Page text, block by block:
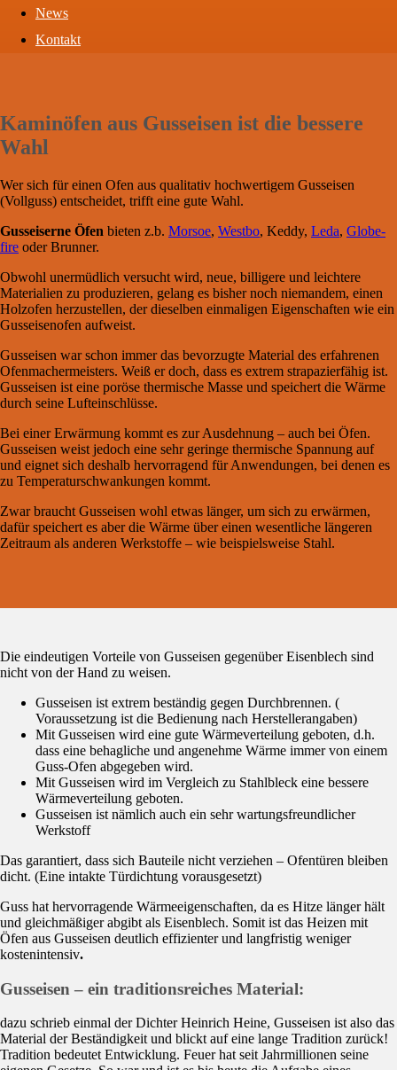
News
Kontakt
Kaminöfen aus Gusseisen ist die bessere
Wahl
Wer sich für einen Ofen aus qualitativ hochwertigem Gusseisen
(Vollguss) entscheidet, trifft eine gute Wahl.
Gusseiserne Öfen bieten z.b. Morsoe, Westbo, Keddy, Leda, Globe-
fire oder Brunner.
Obwohl unermüdlich versucht wird, neue, billigere und leichtere
Materialien zu produzieren, gelang es bisher noch niemandem, einen
Holzofen herzustellen, der dieselben einmaligen Eigenschaften wie ein
Gusseisenofen aufweist.
Gusseisen war schon immer das bevorzugte Material des erfahrenen
Ofenmachermeisters. Weiß er doch, dass es extrem strapazierfähig ist.
Gusseisen ist eine poröse thermische Masse und speichert die Wärme
durch seine Lufteinschlüsse.
Bei einer Erwärmung kommt es zur Ausdehnung – auch bei Öfen.
Gusseisen weist jedoch eine sehr geringe thermische Spannung auf
und eignet sich deshalb hervorragend für Anwendungen, bei denen es
zu Temperaturschwankungen kommt.
Zwar braucht Gusseisen wohl etwas länger, um sich zu erwärmen,
dafür speichert es aber die Wärme über einen wesentliche längeren
Zeitraum als anderen Werkstoffe – wie beispielsweise Stahl.
Die eindeutigen Vorteile von Gusseisen gegenüber Eisenblech sind
nicht von der Hand zu weisen.
Gusseisen ist extrem beständig gegen Durchbrennen. (
Voraussetzung ist die Bedienung nach Herstellerangaben)
Mit Gusseisen wird eine gute Wärmeverteilung geboten, d.h.
dass eine behagliche und angenehme Wärme immer von einem
Guss-Ofen abgegeben wird.
Mit Gusseisen wird im Vergleich zu Stahlbleck eine bessere
Wärmeverteilung geboten.
Gusseisen ist nämlich auch ein sehr wartungsfreundlicher
Werkstoff
Das garantiert, dass sich Bauteile nicht verziehen – Ofentüren bleiben
dicht. (Eine intakte Türdichtung vorausgesetzt)
Guss hat hervorragende Wärmeeigenschaften, da es Hitze länger hält
und gleichmäßiger abgibt als Eisenblech. Somit ist das Heizen mit
Öfen aus Gusseisen deutlich effizienter und langfristig weniger
kostenintensiv.
Gusseisen – ein traditionsreiches Material:
dazu schrieb einmal der Dichter Heinrich Heine, Gusseisen ist also das
Material der Beständigkeit und blickt auf eine lange Tradition zurück!
Tradition bedeutet Entwicklung. Feuer hat seit Jahrmillionen seine